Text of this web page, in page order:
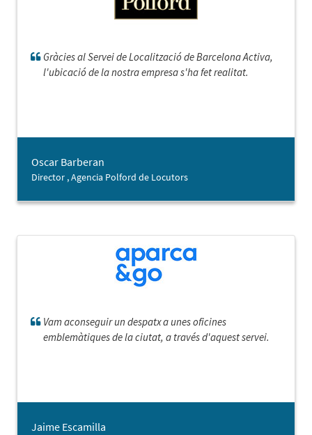
Gràcies al Servei de Localització de Barcelona Activa,
l'ubicació de la nostra empresa s'ha fet realitat.
Oscar Barberan
Director , Agencia Polford de Locutors
Vam aconseguir un despatx a unes oficines
emblemàtiques de la ciutat, a través d'aquest servei.
Jaime Escamilla